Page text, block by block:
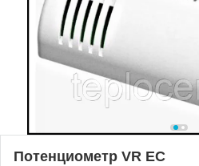
Потенциометр VR EC